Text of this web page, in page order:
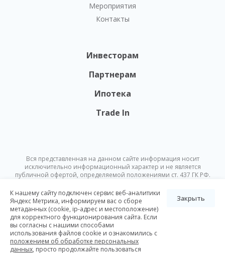
Мероприятия
Контакты
Инвесторам
Партнерам
Ипотека
Trade In
Вся представленная на данном сайте информация носит
исключительно информационный характер и не является
публичной офертой, определяемой положениями ст. 437 ГК РФ.
изменена в любое время без предварительного уведомления.
© Nikoliers 2026
Положение об обработке персональных данных
Разработка Pictus
К нашему сайту подключен сервис веб-аналитики
Яндекс Метрика, информируем вас о сборе
метаданных (cookie, ip-адрес и местоположение)
для корректного функционирования сайта. Если
вы согласны с нашими способами
использования файлов cookie и ознакомились с
положением об обработке персональных
данных, просто продолжайте пользоваться
Закрыть